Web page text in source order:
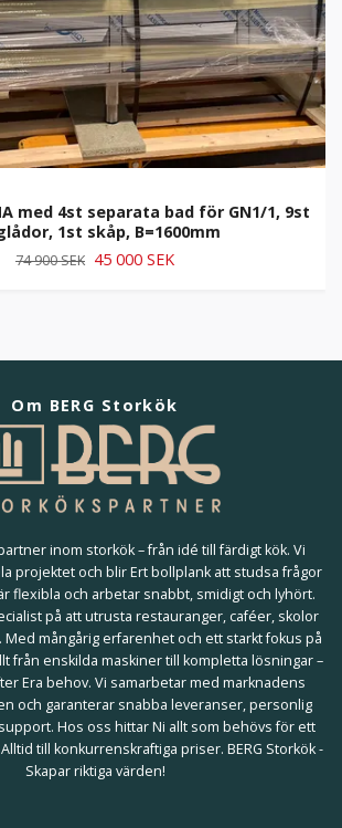
med 4st separata bad för GN1/1, 9st
1st skåp, B=1600mm
74 900 SEK 45 000 SEK
Om BERG Storkök
inom storkök – från idé till färdigt kök. Vi
projektet och blir Ert bollplank att studsa frågor
flexibla och arbetar snabbt, smidigt och lyhört.
på att utrusta restauranger, caféer, skolor
Med mångårig erfarenhet och ett starkt fokus på
från enskilda maskiner till kompletta lösningar –
Era behov. Vi samarbetar med marknadens
och garanterar snabba leveranser, personlig
Hos oss hittar Ni allt som behövs för ett
till konkurrenskraftiga priser. BERG Storkök -
Skapar riktiga värden!